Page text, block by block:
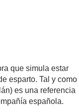
que simula estar
esparto. Tal y como
es una referencia
española.